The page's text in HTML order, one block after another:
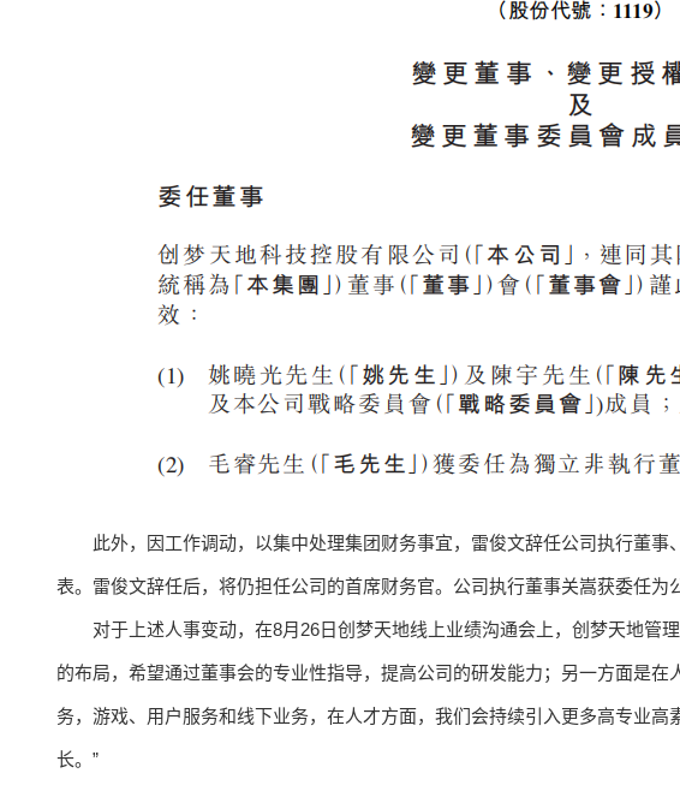
此外，因工作调动，以集中处理集团财务事宜，雷俊文辞任公司执行董
表。雷俊文辞任后，将仍担任公司的首席财务官。公司执行董事关嵩获委任为
对于上述人事变动，在8月26日创梦天地线上业绩沟通会上，创梦天地管
的布局，希望通过董事会的专业性指导，提高公司的研发能力；另一方面是在
务，游戏、用户服务和线下业务，在人才方面，我们会持续引入更多高专业
长。”